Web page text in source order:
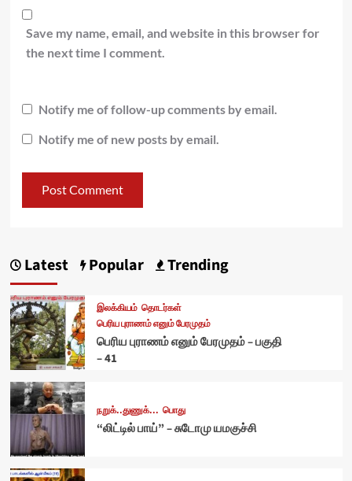
Save my name, email, and website in this browser for
the next time I comment.
Notify me of follow-up comments by email.
Notify me of new posts by email.
Latest Popular Trending
இலக்கியம் தொடர்கள்
பெரிய புராணம் எனும் பேரமுதம்
பெரிய புராணம் எனும் பேரமுதம் – பகுதி
– 41
நறுக்..துணுக்... பொது
“லிட்டில் பாய்” – சுடோமு யமகுச்சி